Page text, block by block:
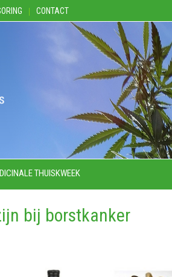
CONTACT
THUISKWEEK
bij borstkanker